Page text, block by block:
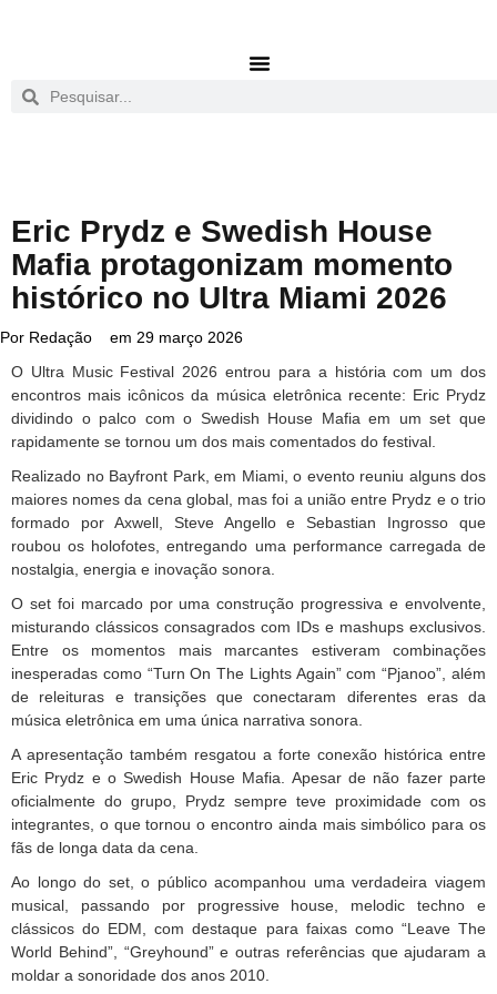
Eric Prydz e Swedish House
Mafia protagonizam momento
histórico no Ultra Miami 2026
Por Redação em 29 março 2026
O Ultra Music Festival 2026 entrou para a história com um dos
encontros mais icônicos da música eletrônica recente: Eric Prydz
dividindo o palco com o Swedish House Mafia em um set que
rapidamente se tornou um dos mais comentados do festival.
Realizado no Bayfront Park, em Miami, o evento reuniu alguns dos
maiores nomes da cena global, mas foi a união entre Prydz e o trio
formado por Axwell, Steve Angello e Sebastian Ingrosso que
roubou os holofotes, entregando uma performance carregada de
nostalgia, energia e inovação sonora.
O set foi marcado por uma construção progressiva e envolvente,
misturando clássicos consagrados com IDs e mashups exclusivos.
Entre os momentos mais marcantes estiveram combinações
inesperadas como “Turn On The Lights Again” com “Pjanoo”, além
de releituras e transições que conectaram diferentes eras da
música eletrônica em uma única narrativa sonora.
A apresentação também resgatou a forte conexão histórica entre
Eric Prydz e o Swedish House Mafia. Apesar de não fazer parte
oficialmente do grupo, Prydz sempre teve proximidade com os
integrantes, o que tornou o encontro ainda mais simbólico para os
fãs de longa data da cena.
Ao longo do set, o público acompanhou uma verdadeira viagem
musical, passando por progressive house, melodic techno e
clássicos do EDM, com destaque para faixas como “Leave The
World Behind”, “Greyhound” e outras referências que ajudaram a
moldar a sonoridade dos anos 2010.